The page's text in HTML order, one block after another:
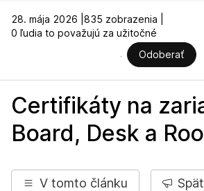
28. mája 2026 | 835 zobrazenia |
0 ľudia to považujú za užitočné
Odoberať
Certifikáty na
Board, Desk a
V tomto článku